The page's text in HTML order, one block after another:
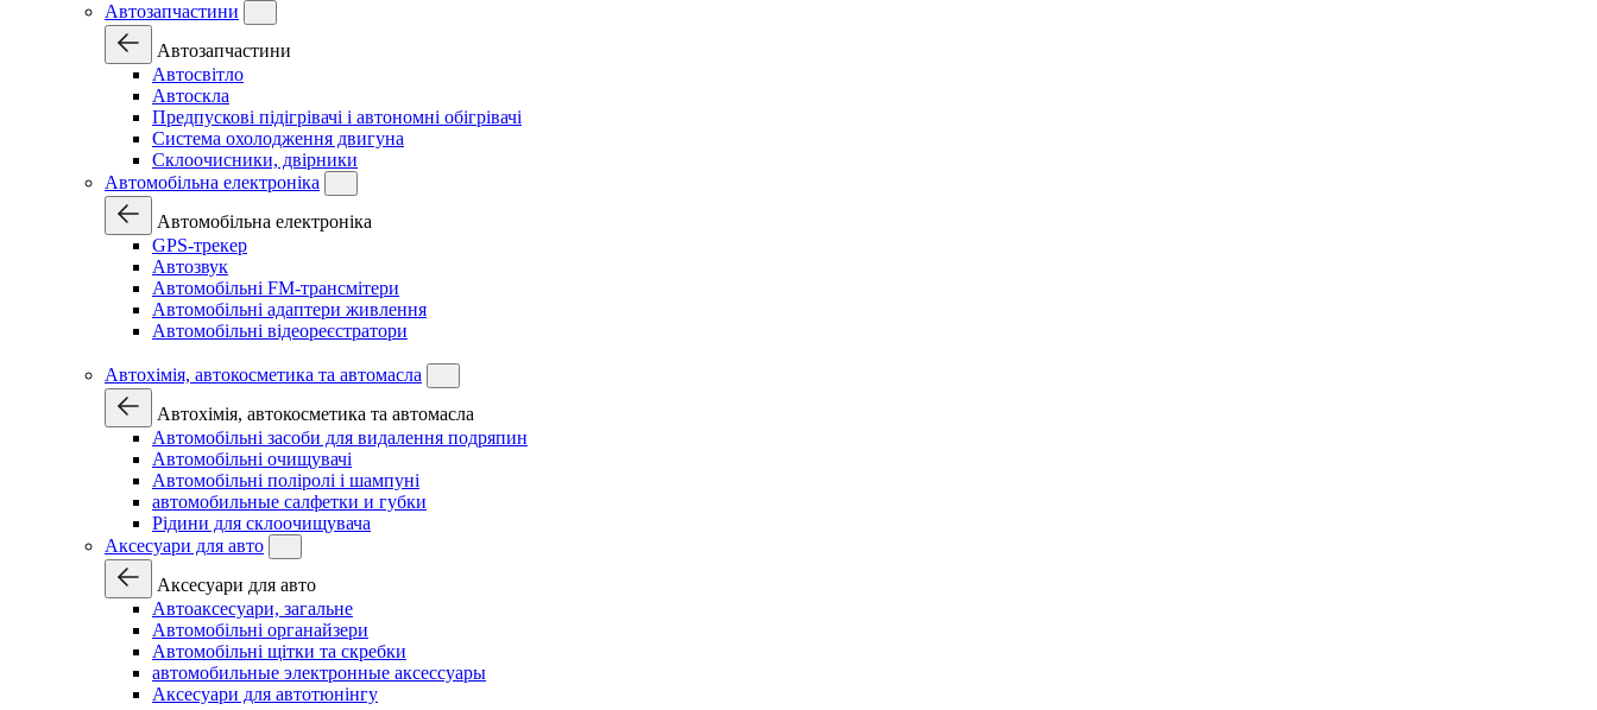
Автозапчастини
Автозапчастини
Автосвітло
Автоскла
Предпускові підігрівачі і автономні обігрівачі
Система охолодження двигуна
Склоочисники, двірники
Автомобільна електроніка
Автомобільна електроніка
GPS-трекер
Автозвук
Автомобільні FM-трансмітери
Автомобільні адаптери живлення
Автомобільні відеореєстратори
Автохімія, автокосметика та автомасла
Автохімія, автокосметика та автомасла
Автомобільні засоби для видалення подряпин
Автомобільні очищувачі
Автомобільні поліролі і шампуні
автомобильные салфетки и губки
Рідини для склоочищувача
Аксесуари для авто
Аксесуари для авто
Автоаксесуари, загальне
Автомобільні органайзери
Автомобільні щітки та скребки
автомобильные электронные аксессуары
Аксесуари для автотюнінгу